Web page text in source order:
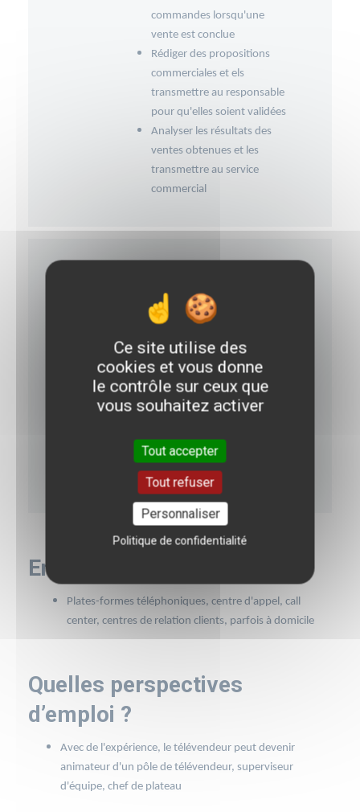
commandes lorsqu'une
vente est conclue
Rédiger des propositions
commerciales et els
transmettre au responsable
pour qu'elles soient validées
Analyser les résultats des
ventes obtenues et les
transmettre au service
commercial
Etre multi taches
Adaptabilité
Maitrise des outils
informatiques
Sens de l'écoute
Sens relationnel
Savoir maîtriser ses
émotions
Aisance orale
Environnement de travail
Plates-formes téléphoniques, centre d'appel, call
center, centres de relation clients, parfois à domicile
Quelles perspectives
d’emploi ?
Avec de l'expérience, le télévendeur peut devenir
animateur d'un pôle de télévendeur, superviseur
d'équipe, chef de plateau
Ce site utilise des
cookies et vous donne
le contrôle sur ceux que
vous souhaitez activer
Tout accepter
Tout refuser
Personnaliser
Politique de confidentialité